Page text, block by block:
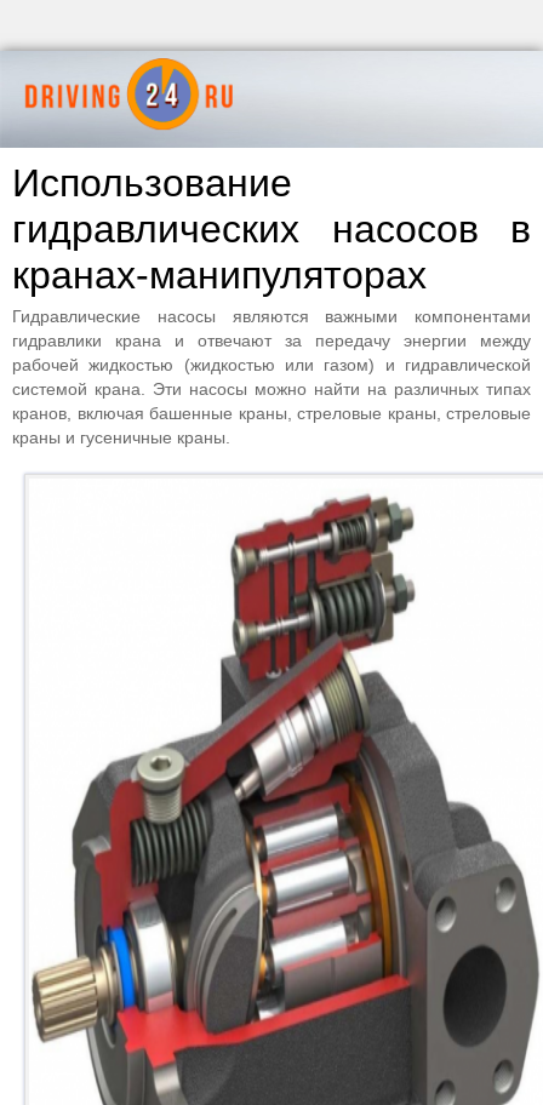
Использование
гидравлических насосов в
кранах-манипуляторах
Гидравлические насосы являются важными компонентами
гидравлики крана и отвечают за передачу энергии между
рабочей жидкостью (жидкостью или газом) и гидравлической
системой крана. Эти насосы можно найти на различных типах
кранов, включая башенные краны, стреловые краны, стреловые
краны и гусеничные краны.